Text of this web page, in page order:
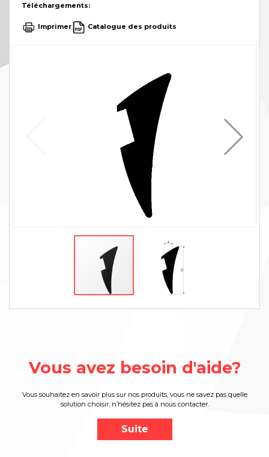
Téléchargements:
Imprimer Catalogue des produits
Vous avez besoin d'aide?
Vous souhaitez en savoir plus sur nos produits, vous ne savez pas quelle
solution choisir, n’hésitez pas à nous contacter.
Suite